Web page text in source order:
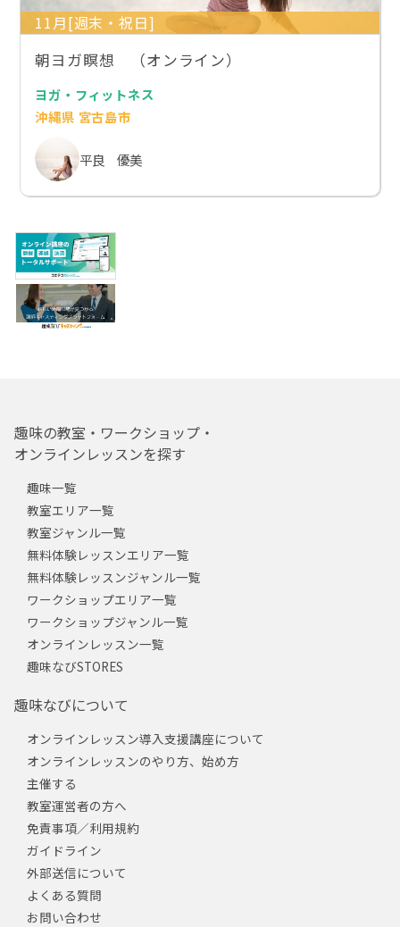
11月[週末・祝日]
朝ヨガ瞑想 （オンライン）
ヨガ・フィットネス
沖縄県 宮古島市
平良 優美
趣味の教室・ワークショップ・
オンラインレッスンを探す
趣味一覧
教室エリア一覧
教室ジャンル一覧
無料体験レッスンエリア一覧
無料体験レッスンジャンル一覧
ワークショップエリア一覧
ワークショップジャンル一覧
オンラインレッスン一覧
趣味なびSTORES
趣味なびについて
オンラインレッスン導入支援講座について
オンラインレッスンのやり方、始め方
主催する
教室運営者の方へ
免責事項／利用規約
ガイドライン
外部送信について
よくある質問
お問い合わせ